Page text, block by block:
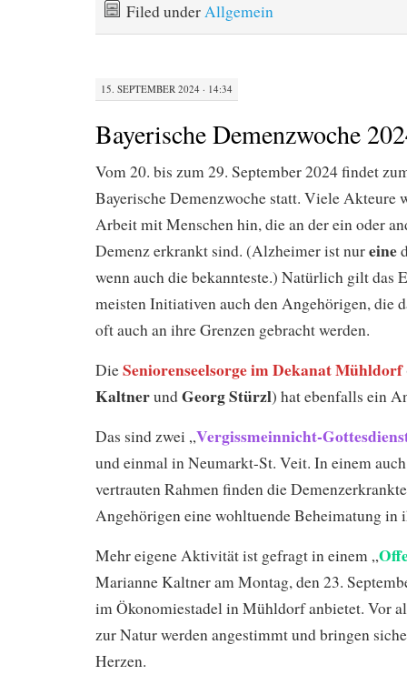
Filed underAllgemein
15. SEPTEMBER 2024 · 14:34
Bayerische Demenzwoche
Vom 20. bis zum 29. September 2024 findet
Bayerische Demenzwoche statt. Viele Akteure
Arbeit mit Menschen hin, die an der ein oder
Demenz erkrankt sind. (Alzheimer ist nureine
wenn auch die bekannteste.) Natürlich gilt das
meisten Initiativen auch den Angehörigen, die
oft auch an ihre Grenzen gebracht werden.
DieSeniorenseelsorge im Dekanat Mühldorf
KaltnerundGeorg Stürzl) hat ebenfalls ein
Das sind zwei „Vergissmeinnicht-
und einmal in Neumarkt-St. Veit. In einem
vertrauten Rahmen finden die
Angehörigen eine wohltuende Beheimatung in
Mehr eigene Aktivität ist gefragt in einem „
Marianne Kaltner am Montag, den 23.
im Ökonomiestadel in Mühldorf anbietet. Vor
zur Natur werden angestimmt und bringen
Herzen.